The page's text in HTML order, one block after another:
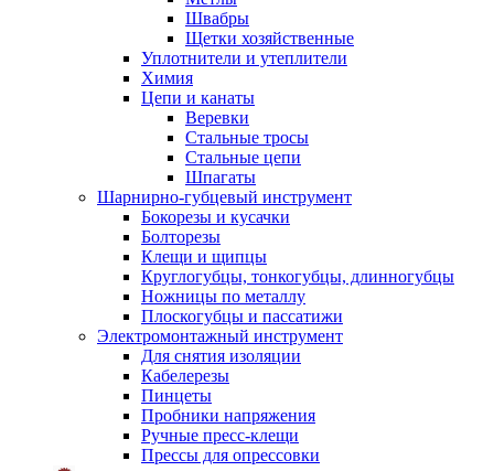
Швабры
Щетки хозяйственные
Уплотнители и утеплители
Химия
Цепи и канаты
Веревки
Стальные тросы
Стальные цепи
Шпагаты
Шарнирно-губцевый инструмент
Бокорезы и кусачки
Болторезы
Клещи и щипцы
Круглогубцы, тонкогубцы, длинногубцы
Ножницы по металлу
Плоскогубцы и пассатижи
Электромонтажный инструмент
Для снятия изоляции
Кабелерезы
Пинцеты
Пробники напряжения
Ручные пресс-клещи
Прессы для опрессовки